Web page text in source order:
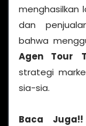
menghasilkan
dan
bahwa
Agen Tour
strategi
sia-sia.
Baca Juga!!